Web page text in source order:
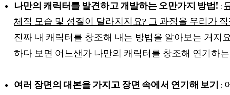
나만의 캐릭터를 발견하고 개발하는 오만가지 방법! :
체적 모습 및 성질이 달라지지요? 그 과정을 우리가
진짜 내 캐릭터를 창조해 내는 방법을 알아보는 거지
하다 보면 어느샌가 나만의 캐릭터를 창조해 연기하
여러 장면의 대본을 가지고 장면 속에서 연기해 보기 :